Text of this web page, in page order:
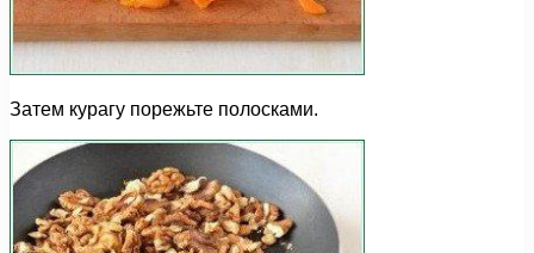
Затем курагу порежьте полосками.